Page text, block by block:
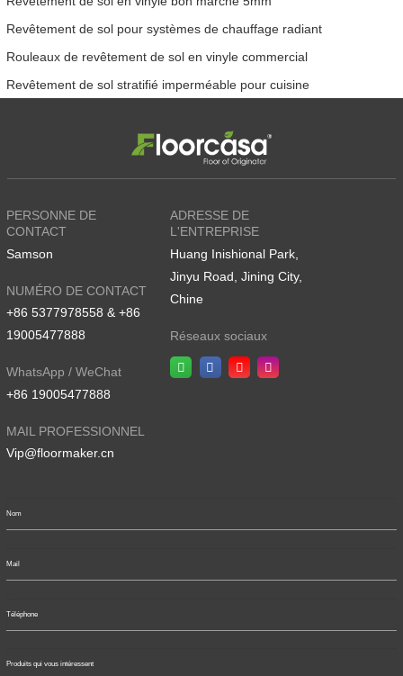
Revêtement de sol pour systèmes de chauffage radiant
Rouleaux de revêtement de sol en vinyle commercial
Revêtement de sol stratifié imperméable pour cuisine
PERSONNE DE
CONTACT
Samson
NUMÉRO DE CONTACT
+86 5377978558 & +86
19005477888
WhatsApp / WeChat
+86 19005477888
MAIL PROFESSIONNEL
Vip@floormaker.cn
ADRESSE DE
L'ENTREPRISE
Huang Inishional Park,
Jinyu Road, Jining City,
Chine
Réseaux sociaux